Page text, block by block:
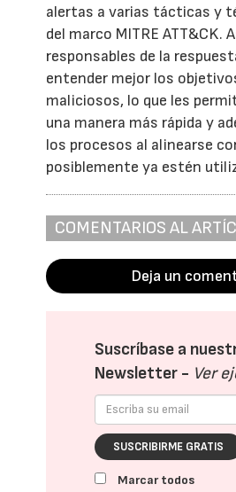
alertas a varias tácticas y
del marco MITRE ATT&CK.
responsables de la
entender mejor los
maliciosos, lo que les
una manera más rápida y
los procesos al alinearse
posiblemente ya estén
COMENTARIOS AL
Deja un
Suscríbase a
Newsletter - Ver
SUSCRIBIRME GRATIS
Marcar todos